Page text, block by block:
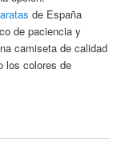
de España
de paciencia y
camiseta de calidad
los colores de